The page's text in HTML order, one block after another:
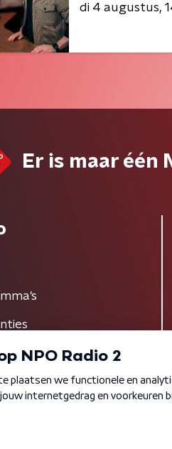
di 4 augustus
Er is maar één
voorwaarden Privacybeleid